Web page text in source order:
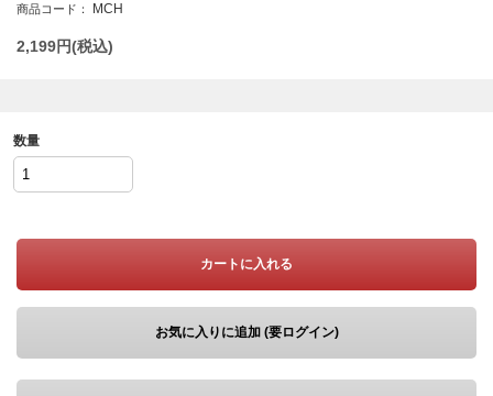
商品コード： MCH
2,199円(税込)
数量
カートに入れる
お気に入りに追加 (要ログイン)